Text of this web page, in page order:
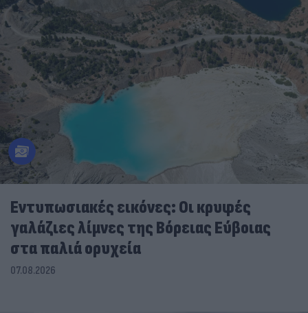
Εντυπωσιακές εικόνες: Οι κρυφές
γαλάζιες λίμνες της Βόρειας Εύβοιας
στα παλιά ορυχεία
07.08.2026